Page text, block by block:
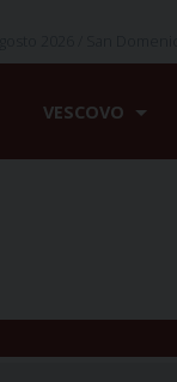
VESCOVO